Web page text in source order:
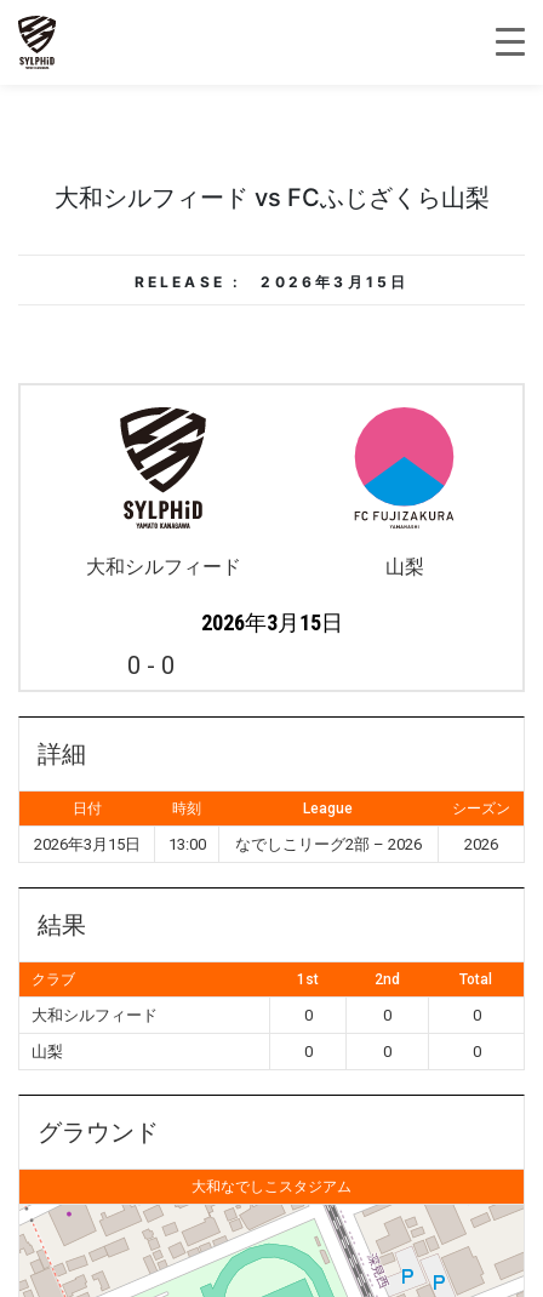
大和シルフィード vs FCふじざくら山梨
RELEASE : 2026年3月15日
大和シルフィード 山梨
2026年3月15日
0 - 0
詳細
日付 時刻 League シーズン
2026年3月15日 13:00 なでしこリーグ2部 – 2026 2026
結果
クラブ 1st 2nd Total
大和シルフィード 0 0
0
山梨
0 0 0
グラウンド
大和なでしこスタジアム